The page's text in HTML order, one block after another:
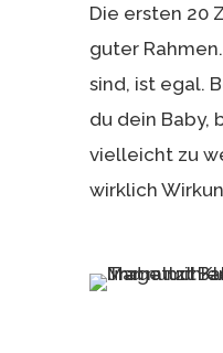
Die ersten 20
guter
sind, ist egal.
du dein Baby,
vielleicht zu
wirklich